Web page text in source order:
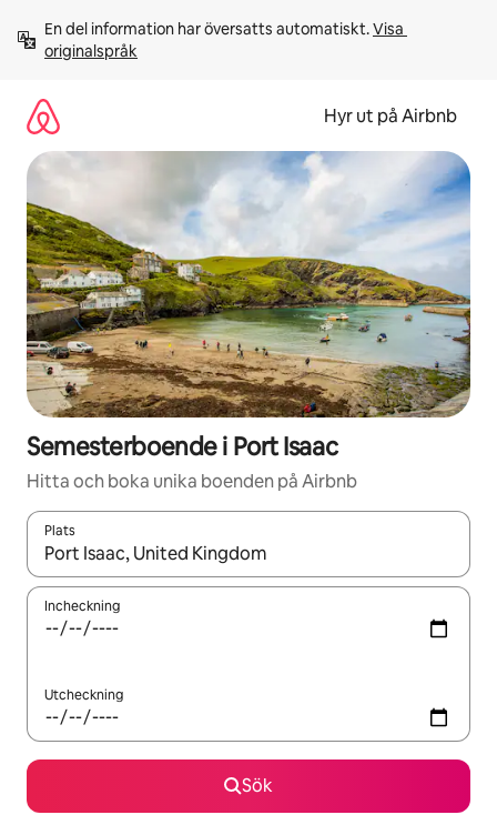
innehåll
En del information har översatts automatiskt. Visa
originalspråk
Hyr ut på Airbnb
Semesterboende i Port Isaac
Hitta och boka unika boenden på Airbnb
Plats
När resultaten är tillgängliga kan du navigera med upp- och
Incheckning
Utcheckning
Sök